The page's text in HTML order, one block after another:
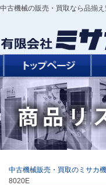
中古機械の販売・買取なら品揃
中古機械販売・買取のミサカ
8020E